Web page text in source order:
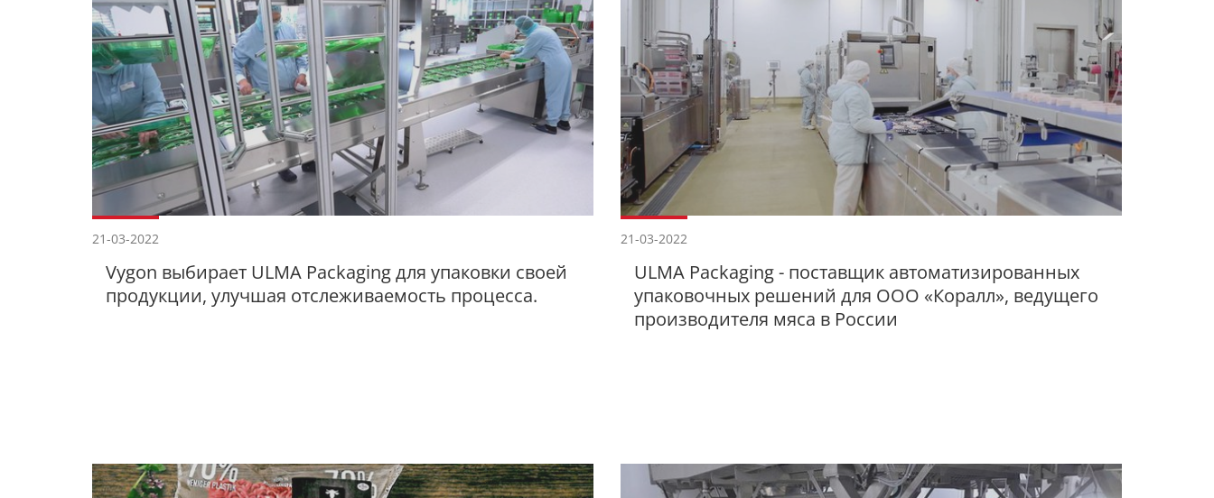
21-03-2022
Vygon выбирает ULMA Packaging для упаковки своей
продукции, улучшая отслеживаемость процесса.
21-03-2022
ULMA Packaging - поставщик автоматизированных
упаковочных решений для ООО «Коралл», ведущего
производителя мяса в России